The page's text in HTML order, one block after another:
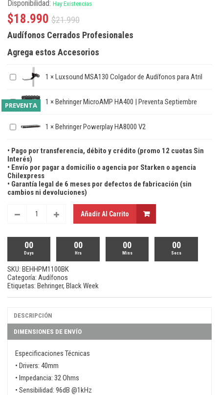
Disponibilidad: Hay Existencias
$21.990
$18.990
Audífonos Cerrados Profesionales
Agrega estos Accesorios
1 × Luxsound MSA130 Colgador de Audífonos para Atril
PREVENTA 1 × Behringer MicroAMP HA400 | Preventa Septiembre
1 × Behringer Powerplay HA8000 V2
• Pago por transferencia, débito y crédito (promo 12 cuotas Sin
Interés)
• Envío por pagar a domicilio o agencia por Starken o agencia
Chilexpress
• Garantía legal de 6 meses por defectos de fabricación (sin
cambios ni devoluciones)
Añadir Al Carrito
00
Days
00
Hrs
00
Mins
00
Secs
SKU: BEHHPM1100BK
Categoría: Audífonos
Etiquetas: Behringer, Black Week
DESCRIPCIÓN
DIMENSIONES DE ENVÍO
Especificaciones Técnicas
• Drivers: 40mm
• Impedancia: 32 Ohms
• Sensibilidad: 96dB @1kHz